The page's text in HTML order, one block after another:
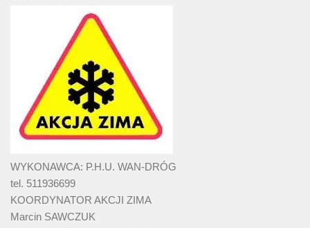
WYKONAWCA: P.H.U. WAN-DRÓG
tel. 511936699
KOORDYNATOR AKCJI ZIMA
Marcin SAWCZUK